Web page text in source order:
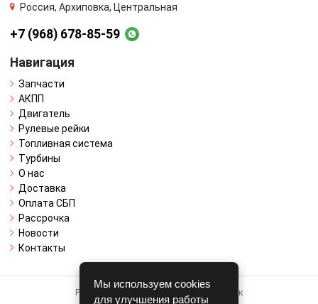
Россия, Архиповка, Центральная
+7 (968) 678-85-59
Навигация
Запчасти
АКПП
Двигатель
Рулевые рейки
Топливная система
Турбины
О нас
Доставка
Оплата СБП
Рассрочка
Новости
Контакты
Работает на системе для авторазборок
Мы используем cookies
для улучшения работы